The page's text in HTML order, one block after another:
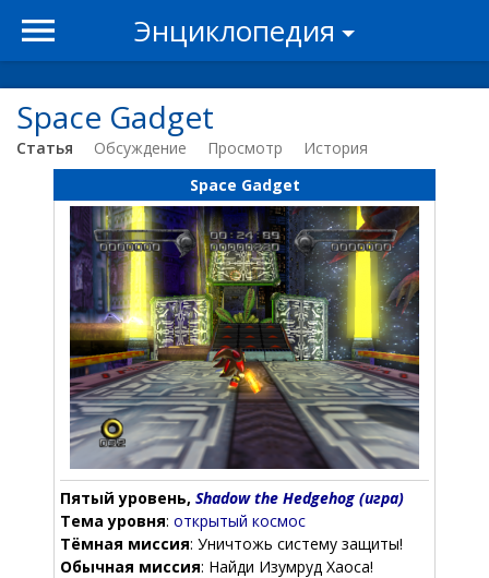
Энциклопедия
Space Gadget
Статья Обсуждение Просмотр
История
Space Gadget
Пятый уровень, Shadow the Hedgehog (игра)
Тема уровня: открытый космос
Тёмная миссия: Уничтожь систему защиты!
Обычная миссия: Найди Изумруд Хаоса!